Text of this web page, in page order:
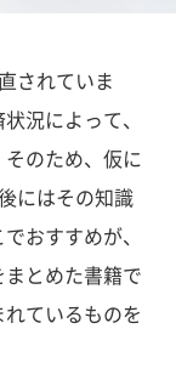
されていま
況によって、
のため、仮に
にはその知識
おすすめが、
とめた書籍で
ているものを